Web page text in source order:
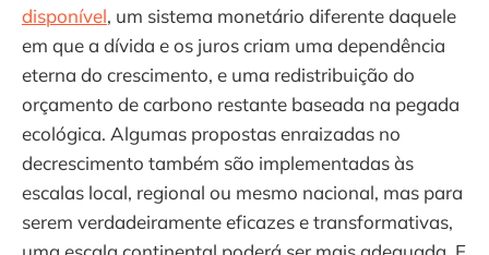
disponível, um sistema monetário diferente daquele
em que a dívida e os juros criam uma dependência
eterna do crescimento, e uma redistribuição do
orçamento de carbono restante baseada na pegada
ecológica. Algumas propostas enraizadas no
decrescimento também são implementadas às
escalas local, regional ou mesmo nacional, mas para
serem verdadeiramente eficazes e transformativas,